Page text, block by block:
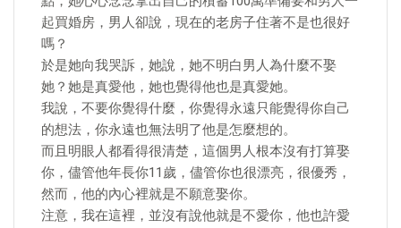
起買婚房，男人卻說，現在的老房子住著不是也很好
嗎？
於是她向我哭訴，她說，她不明白男人為什麼不娶
她？她是真愛他，她也覺得他也是真愛她。
我說，不要你覺得什麼，你覺得永遠只能覺得你自己
的想法，你永遠也無法明了他是怎麼想的。
而且明眼人都看得很清楚，這個男人根本沒有打算娶
你，儘管他年長你11歲，儘管你也很漂亮，很優秀，
然而，他的內心裡就是不願意娶你。
注意，我在這裡，並沒有說他就是不愛你，他也許愛